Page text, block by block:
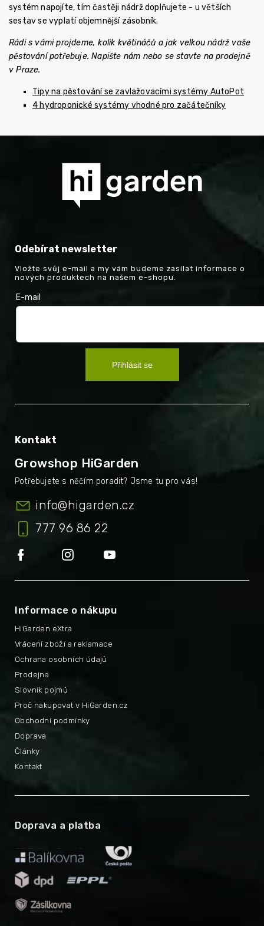
systém napojíte, tím častěji nádrž doplňujete - u větších
sestav se vyplatí objemnější zásobník.
Rádi s vámi projdeme, kolik květináčů a jak velkou nádrž vaše
pěstování potřebuje. Napište nám nebo se stavte na prodejně
v Praze.
Tipy na pěstování se zavlažovacími systémy AutoPot
4 hydroponické systémy vhodné pro začátečníky
Odebírat newsletter
Vložte svůj e-mail a my vám budeme zasílat informace o
nových produktech na našem e-shopu.
E-mail
Přihlásit se
Kontakt
Growshop HiGarden
info@higarden.cz
777 96 86 22
Informace o nákupu
HiGarden eXtra
Proč nakupovat v HiGarden.cz
Vrácení zboží a reklamace
Obchodní podmínky
Ochrana osobních údajů
Doprava
Prodejna
Články
Slovník pojmů
Kontakt
Doprava a platba